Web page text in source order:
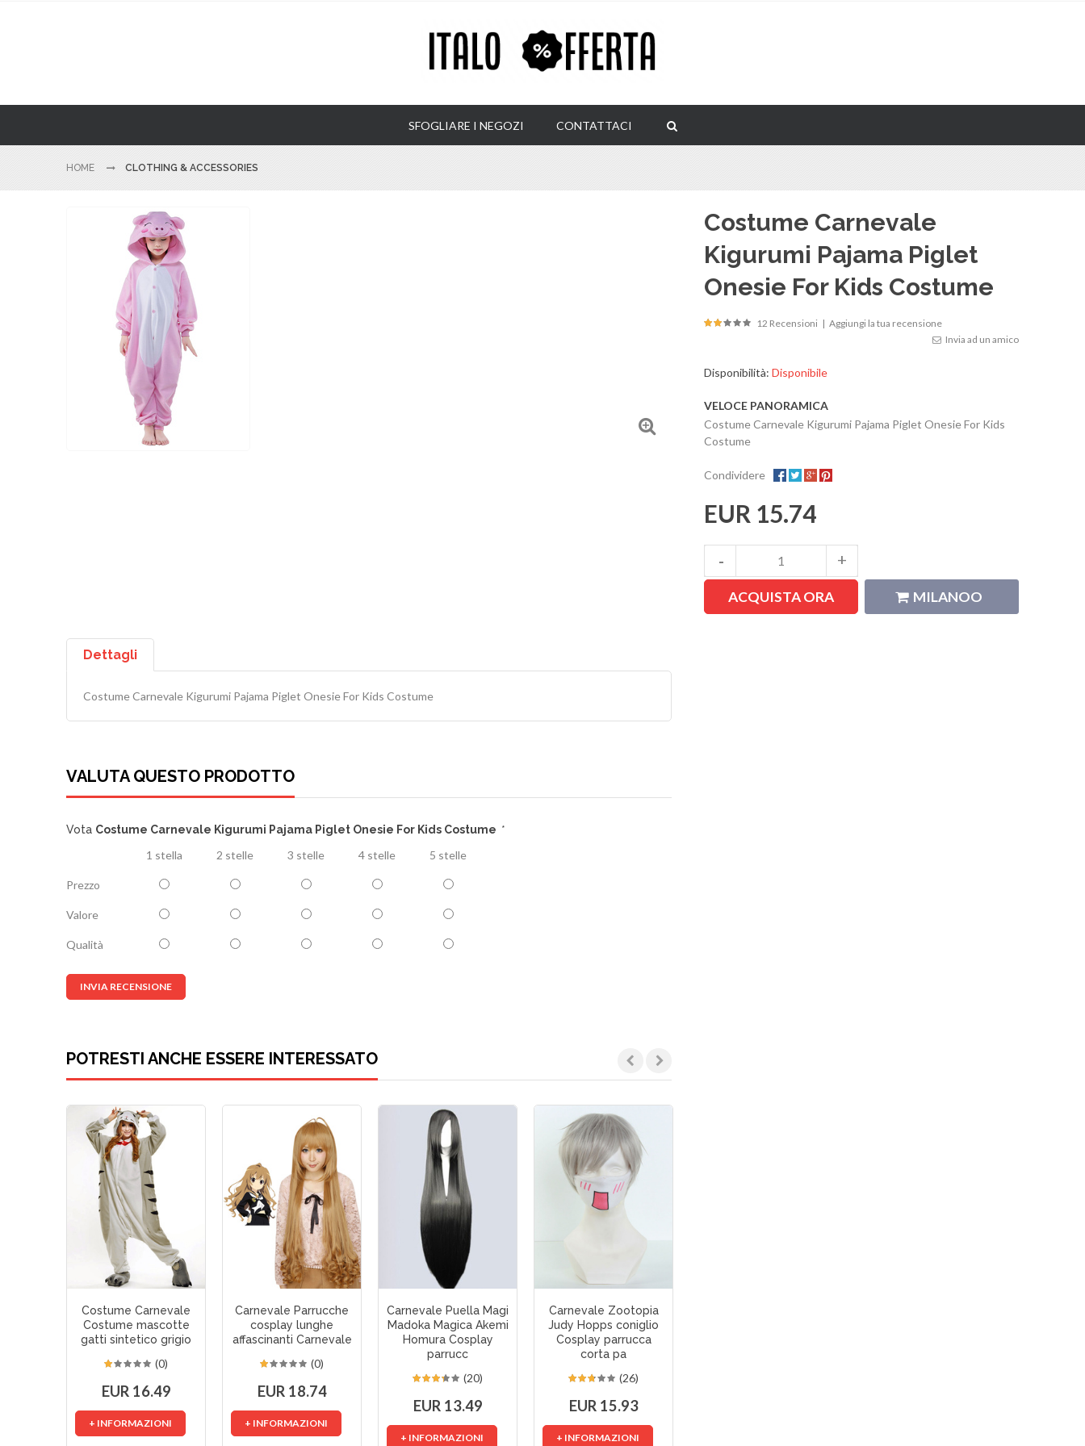
SFOGLIARE I NEGOZI CONTATTACI
HOME CLOTHING & ACCESSORIES
Costume Carnevale
Kigurumi Pajama Piglet
Onesie For Kids Costume
12 Recensioni | Aggiungi la tua recensione
Invia ad un amico
Disponibilità: Disponibile
VELOCE PANORAMICA
Costume Carnevale Kigurumi Pajama Piglet Onesie For Kids
Costume
Condividere
EUR 15.74
ACQUISTA ORA MILANOO
Dettagli
Costume Carnevale Kigurumi Pajama Piglet Onesie For Kids Costume
VALUTA QUESTO PRODOTTO
Vota Costume Carnevale Kigurumi Pajama Piglet Onesie For Kids Costume *
1 stella 2 stelle 3 stelle 4 stelle 5 stelle
Prezzo
Valore
Qualità
INVIA RECENSIONE
POTRESTI ANCHE ESSERE INTERESSATO
Costume Carnevale
Costume mascotte
gatti sintetico grigio
(0)
EUR 16.49
+ INFORMAZIONI
Carnevale Parrucche
cosplay lunghe
affascinanti Carnevale
(0)
EUR 18.74
+ INFORMAZIONI
Carnevale Puella Magi
Madoka Magica Akemi
Homura Cosplay
parrucc
(20)
EUR 13.49
+ INFORMAZIONI
Carnevale Zootopia
Judy Hopps coniglio
Cosplay parrucca
corta pa
(26)
EUR 15.93
+ INFORMAZIONI